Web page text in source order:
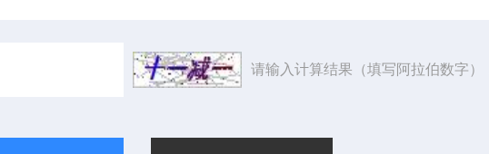
请输入计算结果（填写阿拉伯数字）